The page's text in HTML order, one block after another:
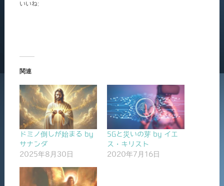
いいね:
関連
ドミノ倒しが始まる by
サナンダ
2025年8月30日
5Gと災いの芽 by イエ
ス・キリスト
2020年7月16日